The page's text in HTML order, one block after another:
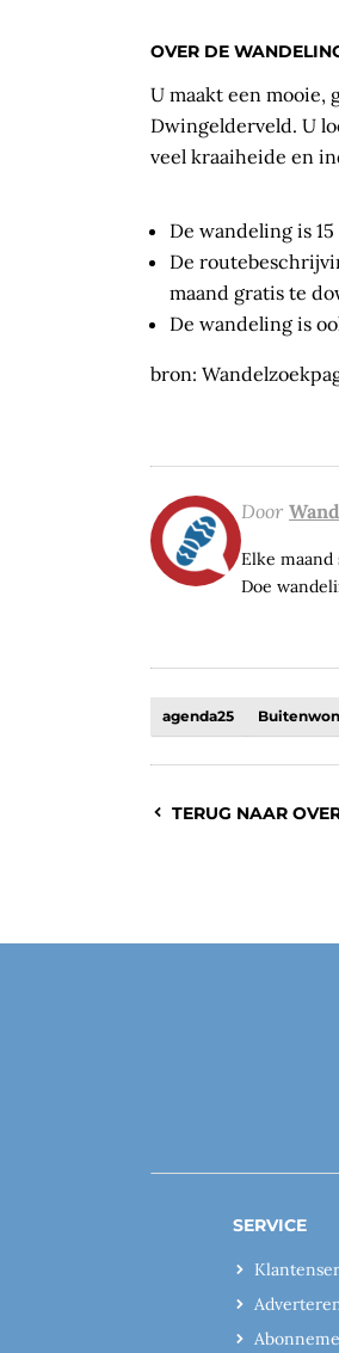
OVER DE
U maakt een mooie,
Dwingelderveld. U
veel kraaiheide en
De wandeling is
De
maand gratis te
De wandeling is
bron:
Door
Elke
Doe
agenda25
TERUG NAAR
SERVICE